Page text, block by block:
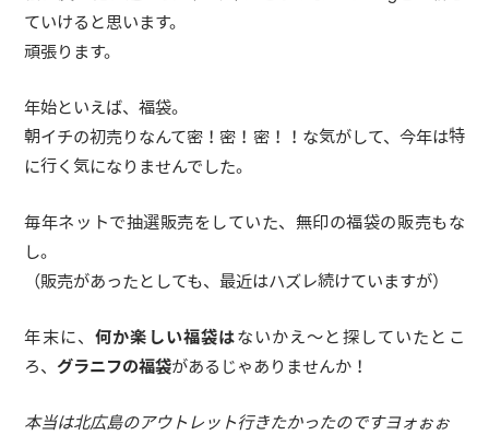
ていけると思います。
頑張ります。
年始といえば、福袋。
朝イチの初売りなんて密！密！密！！な気がして、今年は特
に行く気になりませんでした。
毎年ネットで抽選販売をしていた、無印の福袋の販売もな
し。
（販売があったとしても、最近はハズレ続けていますが）
年末に、何か楽しい福袋はないかえ〜と探していたとこ
ろ、グラニフの福袋があるじゃありませんか！
本当は北広島のアウトレット行きたかったのですヨォぉぉ